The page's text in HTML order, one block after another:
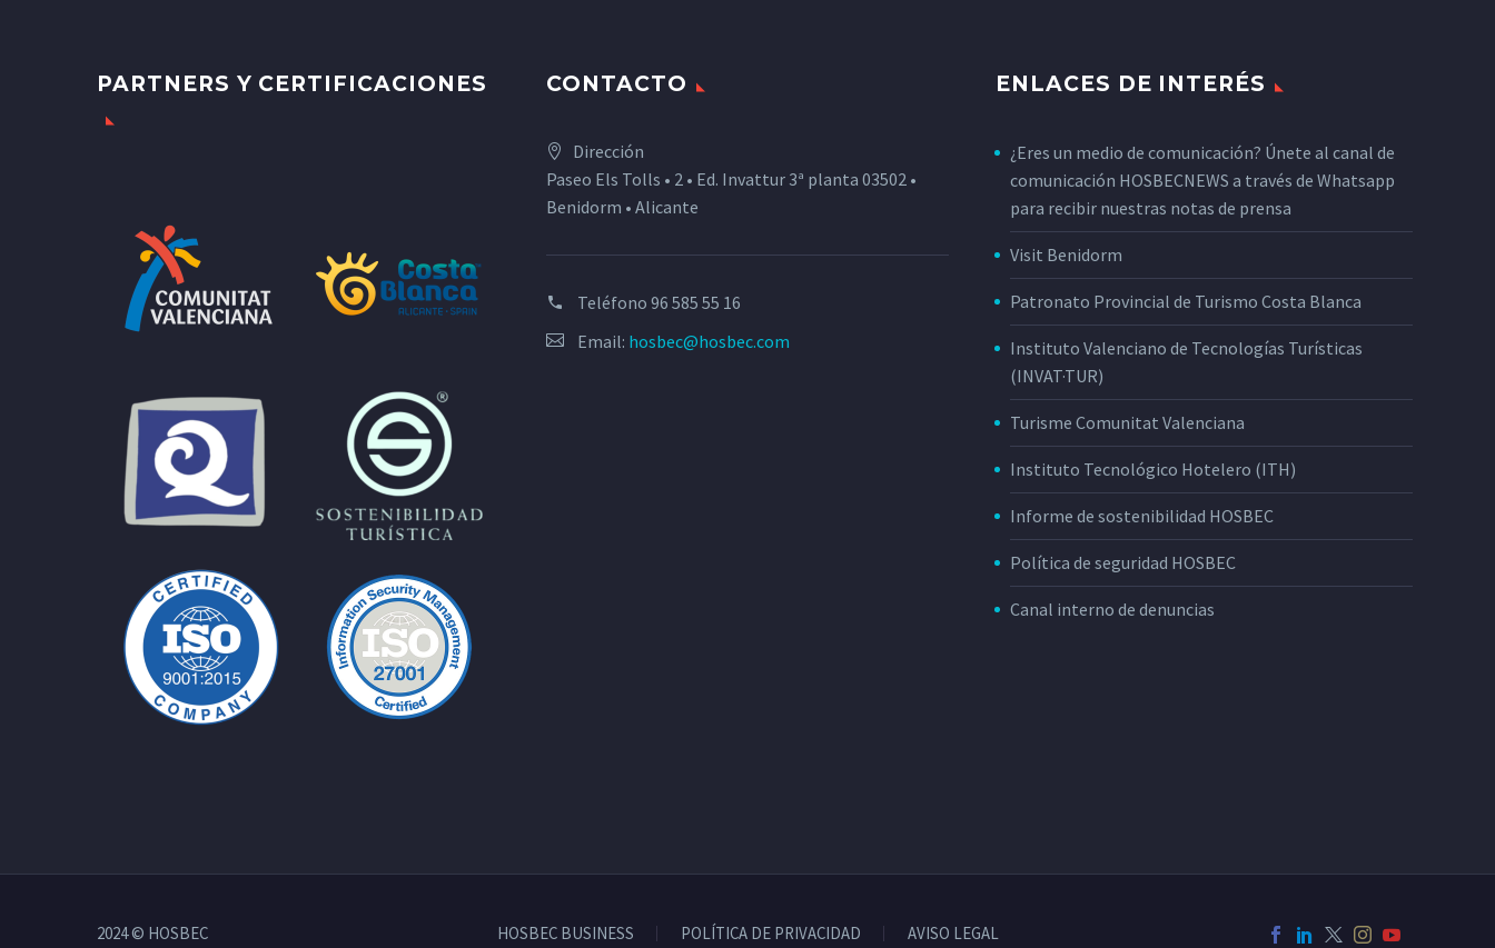
PARTNERS Y CERTIFICACIONES CONTACTO
Dirección
Paseo Els Tolls • 2 • Ed. Invattur 3ª planta 03502 •
Benidorm • Alicante
Teléfono 96 585 55 16
Email: hosbec@hosbec.com
ENLACES DE INTERÉS
¿Eres un medio de comunicación? Únete al canal de
comunicación HOSBECNEWS a través de Whatsapp
para recibir nuestras notas de prensa
Visit Benidorm
Patronato Provincial de Turismo Costa Blanca
Instituto Valenciano de Tecnologías Turísticas
(INVAT·TUR)
Turisme Comunitat Valenciana
Instituto Tecnológico Hotelero (ITH)
Informe de sostenibilidad HOSBEC
Política de seguridad HOSBEC
Canal interno de denuncias
HOSBEC BUSINESS POLÍTICA DE PRIVACIDAD AVISO LEGAL
2024 © HOSBEC